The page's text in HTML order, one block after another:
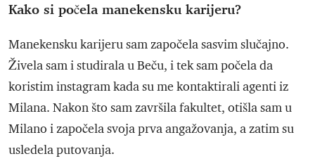
Kako si počela manekensku karijeru?
Manekensku karijeru sam započela sasvim slučajno.
Živela sam i studirala u Beču, i tek sam počela da
koristim instagram kada su me kontaktirali agenti iz
Milana. Nakon što sam završila fakultet, otišla sam u
Milano i započela svoja prva angažovanja, a zatim su
usledela putovanja.